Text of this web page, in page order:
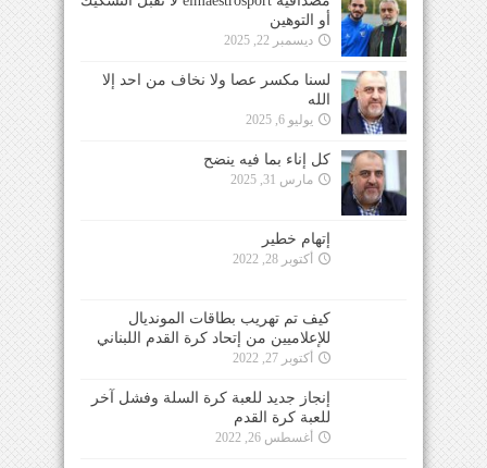
أو التوهين
ديسمبر 22, 2025
لسنا مكسر عصا ولا نخاف من احد إلا
الله
يوليو 6, 2025
كل إناء بما فيه ينضح
مارس 31, 2025
إتهام خطير
أكتوبر 28, 2022
كيف تم تهريب بطاقات المونديال
للإعلاميين من إتحاد كرة القدم اللبناني
أكتوبر 27, 2022
إنجاز جديد للعبة كرة السلة وفشل آخر
للعبة كرة القدم
أغسطس 26, 2022